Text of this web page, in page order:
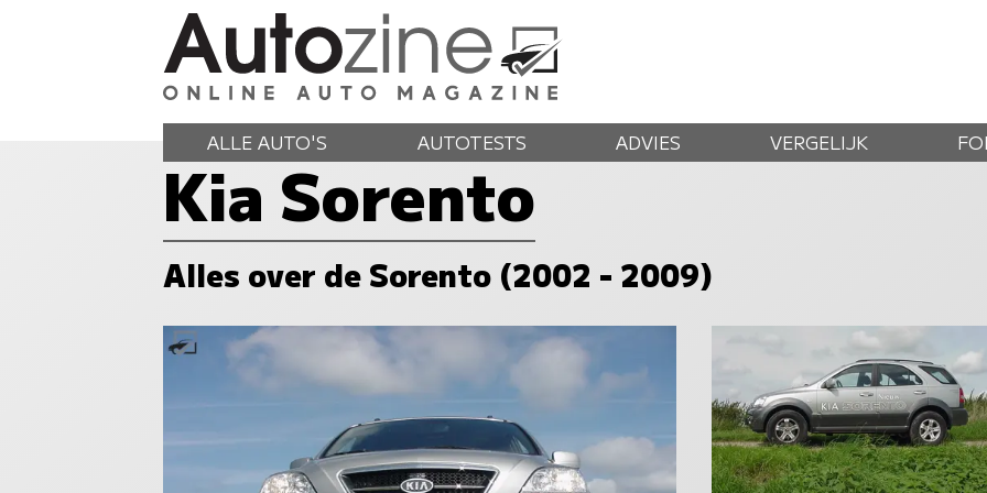
ALLE AUTO'S AUTOTESTS ADVIES VERGELIJK
Kia Sorento
Alles over de Sorento (2002 - 2009)